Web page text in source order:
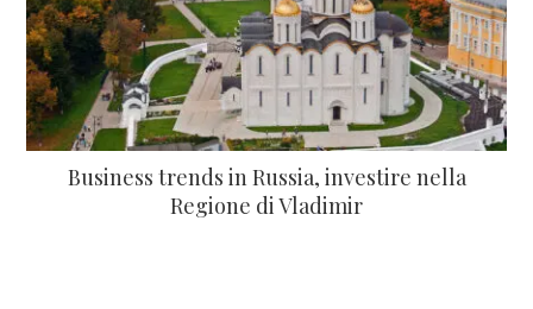
Business trends in Russia, investire nella
Regione di Vladimir